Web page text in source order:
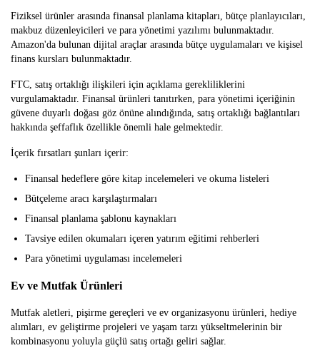
Fiziksel ürünler arasında finansal planlama kitapları, bütçe planlayıcıları,
makbuz düzenleyicileri ve para yönetimi yazılımı bulunmaktadır.
Amazon'da bulunan dijital araçlar arasında bütçe uygulamaları ve kişisel
finans kursları bulunmaktadır.
FTC, satış ortaklığı ilişkileri için açıklama gerekliliklerini
vurgulamaktadır. Finansal ürünleri tanıtırken, para yönetimi içeriğinin
güvene duyarlı doğası göz önüne alındığında, satış ortaklığı bağlantıları
hakkında şeffaflık özellikle önemli hale gelmektedir.
İçerik fırsatları şunları içerir:
Finansal hedeflere göre kitap incelemeleri ve okuma listeleri
Bütçeleme aracı karşılaştırmaları
Finansal planlama şablonu kaynakları
Tavsiye edilen okumaları içeren yatırım eğitimi rehberleri
Para yönetimi uygulaması incelemeleri
Ev ve Mutfak Ürünleri
Mutfak aletleri, pişirme gereçleri ve ev organizasyonu ürünleri, hediye
alımları, ev geliştirme projeleri ve yaşam tarzı yükseltmelerinin bir
kombinasyonu yoluyla güçlü satış ortağı geliri sağlar.